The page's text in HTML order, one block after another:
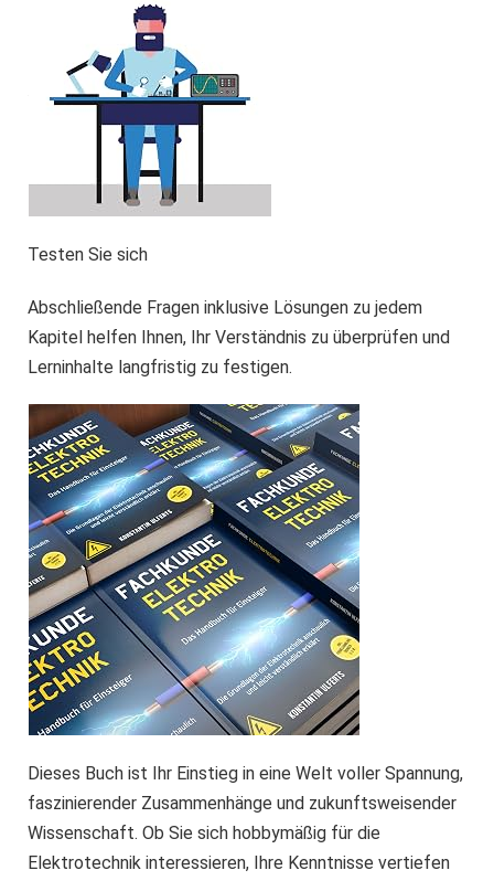
Testen Sie sich
Abschließende Fragen inklusive Lösungen zu jedem
Kapitel helfen Ihnen, Ihr Verständnis zu überprüfen und
Lerninhalte langfristig zu festigen.
Dieses Buch ist Ihr Einstieg in eine Welt voller Spannung,
faszinierender Zusammenhänge und zukunftsweisender
Wissenschaft. Ob Sie sich hobbymäßig für die
Elektrotechnik interessieren, Ihre Kenntnisse vertiefen